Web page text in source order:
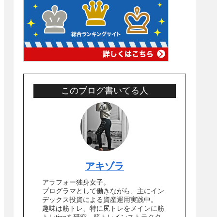
このブログ書いてる人
アキゾラ
アラフォー独身女子。
プログラマとして働きながら、主にイン
デックス投資による資産運用実践中。
趣味は筋トレ、特に尻トレをメインに筋